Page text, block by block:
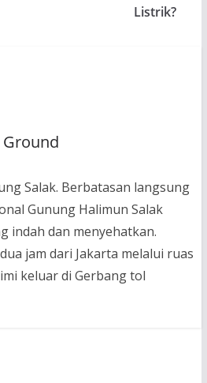
Listrik?
Salak. Berbatasan langsung
Gunung Halimun Salak
indah dan menyehatkan.
jam dari Jakarta melalui ruas
keluar di Gerbang tol